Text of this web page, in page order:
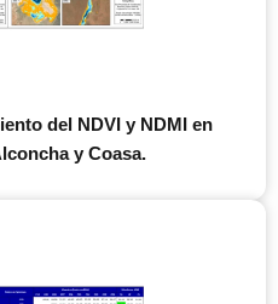
del NDVI y NDMI en
y Coasa.